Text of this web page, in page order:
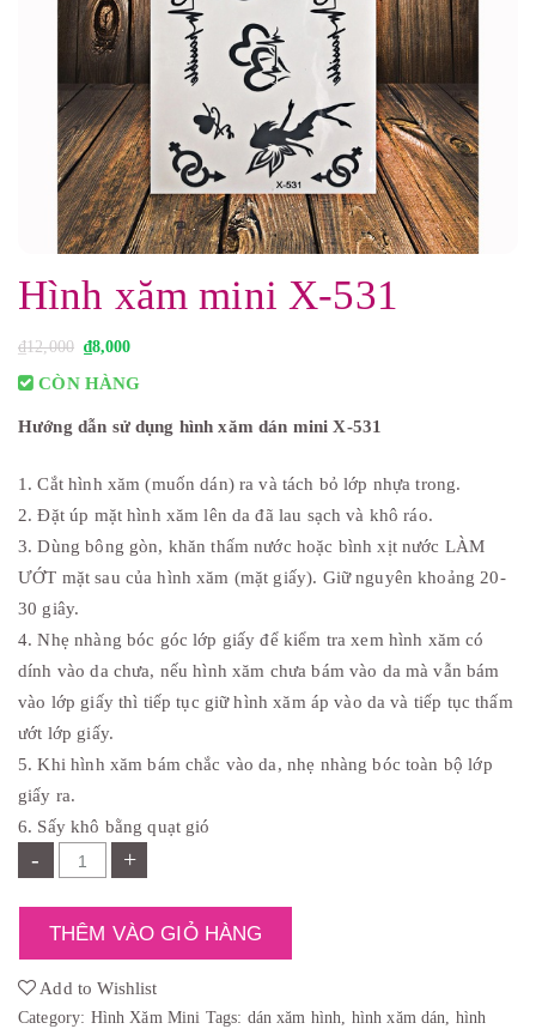
Hình xăm mini X-531
₫12,000 G
á
g
c
:
₫
1
2
,
0
0
₫8,000
á
h
ệ
ạ
i
l
:
₫
8
0
0
.
CÒN HÀNG
Hướng dẫn sử dụng hình xăm dán mini X-531
1. Cắt hình xăm (muốn dán) ra và tách bỏ lớp nhựa trong.
2. Đặt úp mặt hình xăm lên da đã lau sạch và khô ráo.
3. Dùng bông gòn, khăn thấm nước hoặc bình xịt nước LÀM
ƯỚT mặt sau của hình xăm (mặt giấy). Giữ nguyên khoảng 20-
30 giây.
4. Nhẹ nhàng bóc góc lớp giấy để kiểm tra xem hình xăm có
dính vào da chưa, nếu hình xăm chưa bám vào da mà vẫn bám
vào lớp giấy thì tiếp tục giữ hình xăm áp vào da và tiếp tục thấm
ướt lớp giấy.
5. Khi hình xăm bám chắc vào da, nhẹ nhàng bóc toàn bộ lớp
giấy ra.
6. Sấy khô bằng quạt gió
- +
THÊM VÀO GIỎ HÀNG
Add to Wishlist
Category: Hình Xăm Mini Tags: dán xăm hình, hình xăm dán, hình